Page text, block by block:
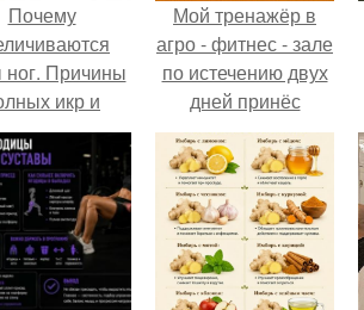
Почему
ног. Причины
икр и
как
икры ног
тоньше.
Мой тренажёр в
агро - фитнес - зале
по истечению двух
дней принёс
ощутимый
результат.